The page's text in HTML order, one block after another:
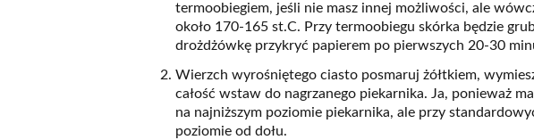
termoobiegiem, jeśli nie masz innej możliwości, ale
około 170-165 st.C. Przy termoobiegu skórka będzie
drożdżówkę przykryć papierem po pierwszych 20-30
Wierzch wyrośniętego ciasto posmaruj żółtkiem,
całość wstaw do nagrzanego piekarnika. Ja, ponieważ
na najniższym poziomie piekarnika, ale przy
poziomie od dołu.